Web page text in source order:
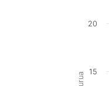
15
20